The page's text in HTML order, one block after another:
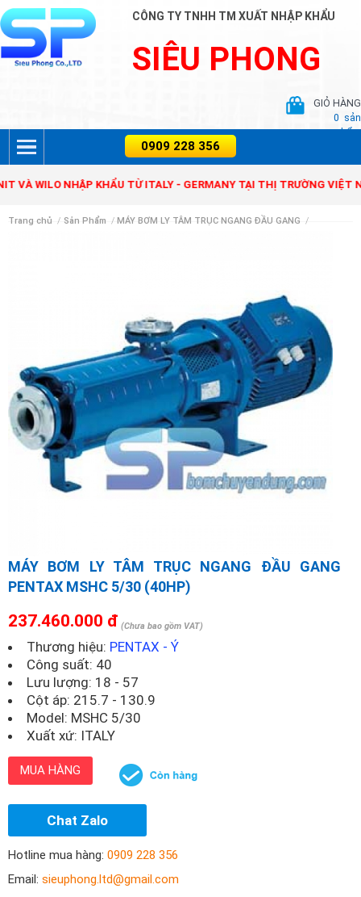
CÔNG TY TNHH TM XUẤT NHẬP KHẨU
SIÊU PHONG
GIỎ HÀNG
0 sản
phẩm
ZENIT VÀ WILO NHẬP KHẨU TỪ ITALY - GERMANY TẠI THỊ
Trang chủ / Sản Phẩm / MÁY BƠM LY TÂM TRỤC NGANG ĐẦU GANG /
MÁY BƠM LY TÂM TRỤC NGANG ĐẦU GANG
PENTAX MSHC 5/30 (40HP)
237.460.000 đ (Chưa bao gồm VAT)
Thương hiệu: PENTAX - Ý
Công suất: 40
Lưu lượng: 18 - 57
Cột áp: 215.7 - 130.9
Model: MSHC 5/30
Xuất xứ: ITALY
MUA HÀNG
Chat Zalo
Hotline mua hàng: 0909 228 356
Email: sieuphong.ltd@gmail.com